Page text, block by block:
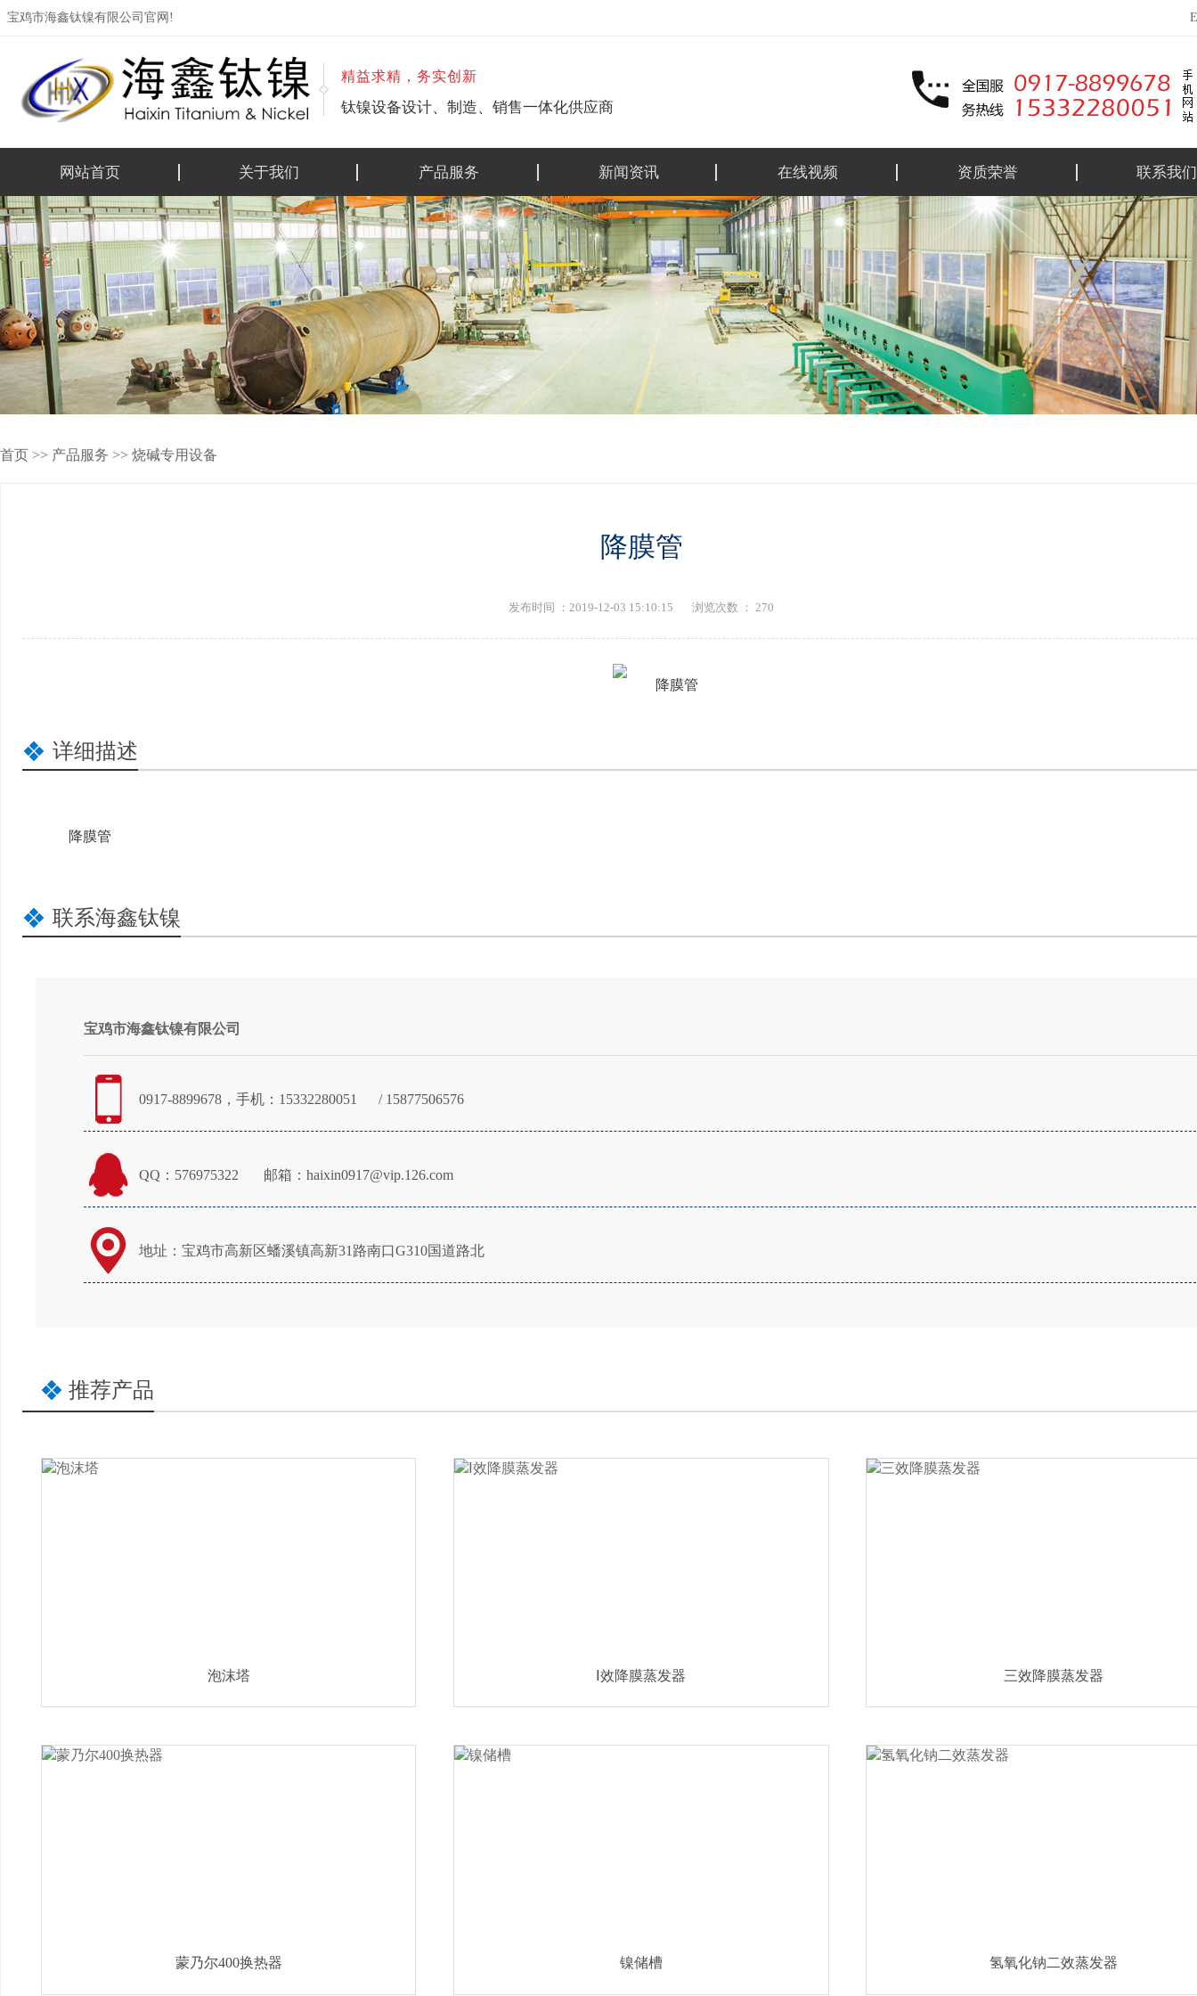
宝鸡市海鑫钛镍有限公司官网!
精益求精，务实创新
钛镍设备设计、制造、销售一体化供应商
网站首页 关于我们 产品服务
烧碱专用设备
钛镍锆设备
其他特殊材料设备
不锈钢材设备
新闻资讯
公司动态
行业资讯
最新公告
在线视频 资质荣誉 联系我们
首页 >> 产品服务 >> 烧碱专用设备
降膜管
发布时间 ：2019-12-03 15:10:15 浏览次数 ： 270
详细描述
降膜管
联系海鑫钛镍
宝鸡市海鑫钛镍有限公司
0917-8899678，手机：15332280051 / 15877506576
QQ：576975322 邮箱：haixin0917@vip.126.com
地址：宝鸡市高新区蟠溪镇高新31路南口G310国道路北
推荐产品
泡沫塔 Ⅰ效降膜蒸发器 三效降膜蒸发器
蒙乃尔400换热器 镍储槽 氢氧化钠二效蒸发器